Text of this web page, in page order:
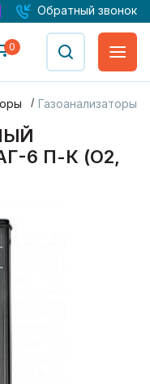
Обратный звонок
0
Газоанализаторы
6 П-К (O2,